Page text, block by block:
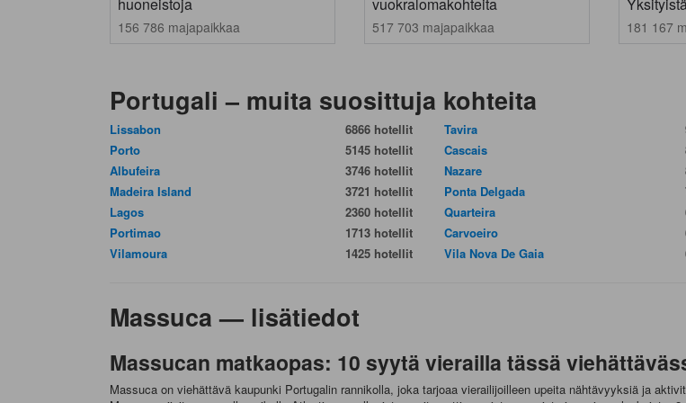
huoneistoja
156 786 majapaikkaa
vuokralomakohteita
517 703 majapaikkaa 181 167
Portugali – muita suosittuja kohteita
Lissabon
6866 hotellit
Porto
5145 hotellit
Albufeira
3746 hotellit
Madeira Island
3721 hotellit
Lagos
2360 hotellit
Portimao
1713 hotellit
Vilamoura
1425 hotellit
Tavira
Cascais
Nazare
Ponta Delgada
Quarteira
Carvoeiro
Vila Nova De Gaia
Massuca — lisätiedot
Massucan matkaopas: 10 syytä vierailla tässä
Massuca on viehättävä kaupunki Portugalin rannikolla, joka tarjoaa vierailijoilleen upeita nähtävyyksiä ja